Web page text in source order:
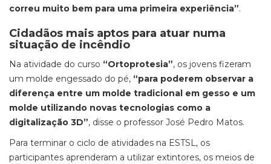
correu muito bem para uma primeira experiência”.
Cidadãos mais aptos para atuar numa
situação de incêndio
Na atividade do curso “Ortoprotesia”, os jovens fizeram
um molde engessado do pé, “para poderem observar a
diferença entre um molde tradicional em gesso e um
molde utilizando novas tecnologias como a
digitalização 3D”, disse o professor José Pedro Matos.
Para terminar o ciclo de atividades na ESTSL, os
participantes aprenderam a utilizar extintores, os meios de